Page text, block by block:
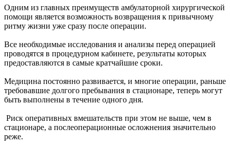
Одним из главных преимуществ амбулаторной хирургической
помощи является возможность возвращения к привычному
ритму жизни уже сразу после операции.
Все необходимые исследования и анализы перед операцией
проводятся в процедурном кабинете, результаты которых
предоставляются в самые кратчайшие сроки.
Медицина постоянно развивается, и многие операции, раньше
требовавшие долгого пребывания в стационаре, теперь могут
быть выполнены в течение одного дня.
Риск оперативных вмешательств при этом не выше, чем в
стационаре, а послеоперационные осложнения значительно
реже.